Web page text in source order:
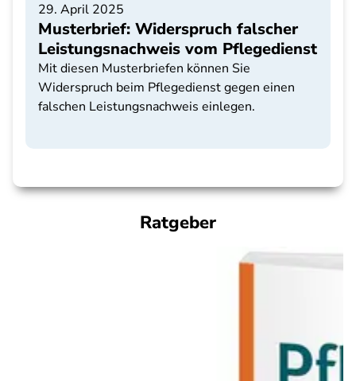
29. April 2025
Musterbrief: Widerspruch falscher
Leistungsnachweis vom Pflegedienst
Mit diesen Musterbriefen können Sie
Widerspruch beim Pflegedienst gegen einen
falschen Leistungsnachweis einlegen.
Ratgeber